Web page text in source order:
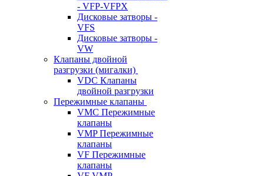
- VFP-VFPX
Дисковые затворы -
VFS
Дисковые затворы -
VW
Клапаны двойной
разгрузки (мигалки)
VDC Клапаны
двойной разгрузки
Пережимные клапаны
VMC Пережимные
клапаны
VMP Пережимные
клапаны
VF Пережимные
клапаны